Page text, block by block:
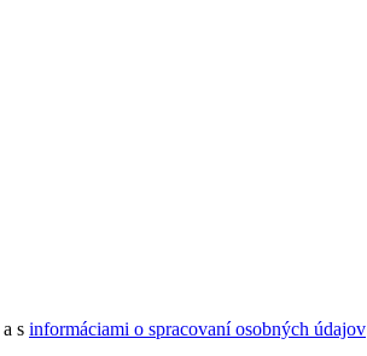
a s informáciami o spracovaní osobných údajov